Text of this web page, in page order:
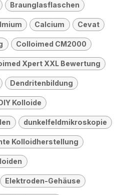
Braunglasflaschen
Calcium Cevat
Colloimed CM2000
Xpert XXL Bewertung
Dendritenbildung
Kolloide
dunkelfeldmikroskopie
Kolloidherstellung
Elektroden-Gehäuse